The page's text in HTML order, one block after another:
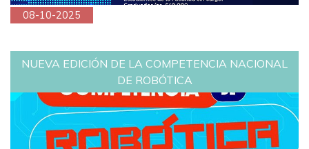
08-10-2025
NUEVA EDICIÓN DE LA COMPETENCIA NACIONAL
DE ROBÓTICA